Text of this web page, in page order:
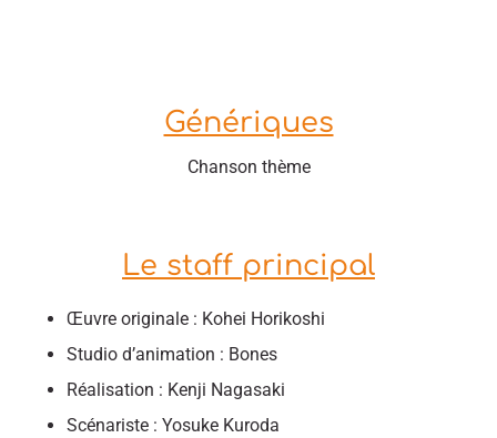
Génériques
Chanson thème
Le staff principal
Œuvre originale : Kohei Horikoshi
Studio d’animation : Bones
Réalisation : Kenji Nagasaki
Scénariste : Yosuke Kuroda